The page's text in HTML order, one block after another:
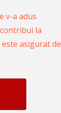
v-a adus
la
asigurat de